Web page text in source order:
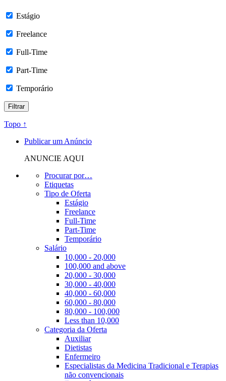
Estágio
Freelance
Full-Time
Part-Time
Temporário
Topo ↑
Publicar um Anúncio
ANUNCIE AQUI
Procurar por…
Etiquetas
Tipo de Oferta
Estágio
Freelance
Full-Time
Part-Time
Temporário
Salário
10,000 - 20,000
100,000 and above
20,000 - 30,000
30,000 - 40,000
40,000 - 60,000
60,000 - 80,000
80,000 - 100,000
Less than 10,000
Categoria da Oferta
Auxiliar
Dietistas
Enfermeiro
Especialistas da Medicina Tradicional e Terapias
não convencionais